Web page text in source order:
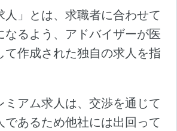
人」とは、求職者に合わせて
なるよう、アドバイザーが医
て作成された独自の求人を指
ミアム求人は、交渉を通じて
であるため他社には出回って